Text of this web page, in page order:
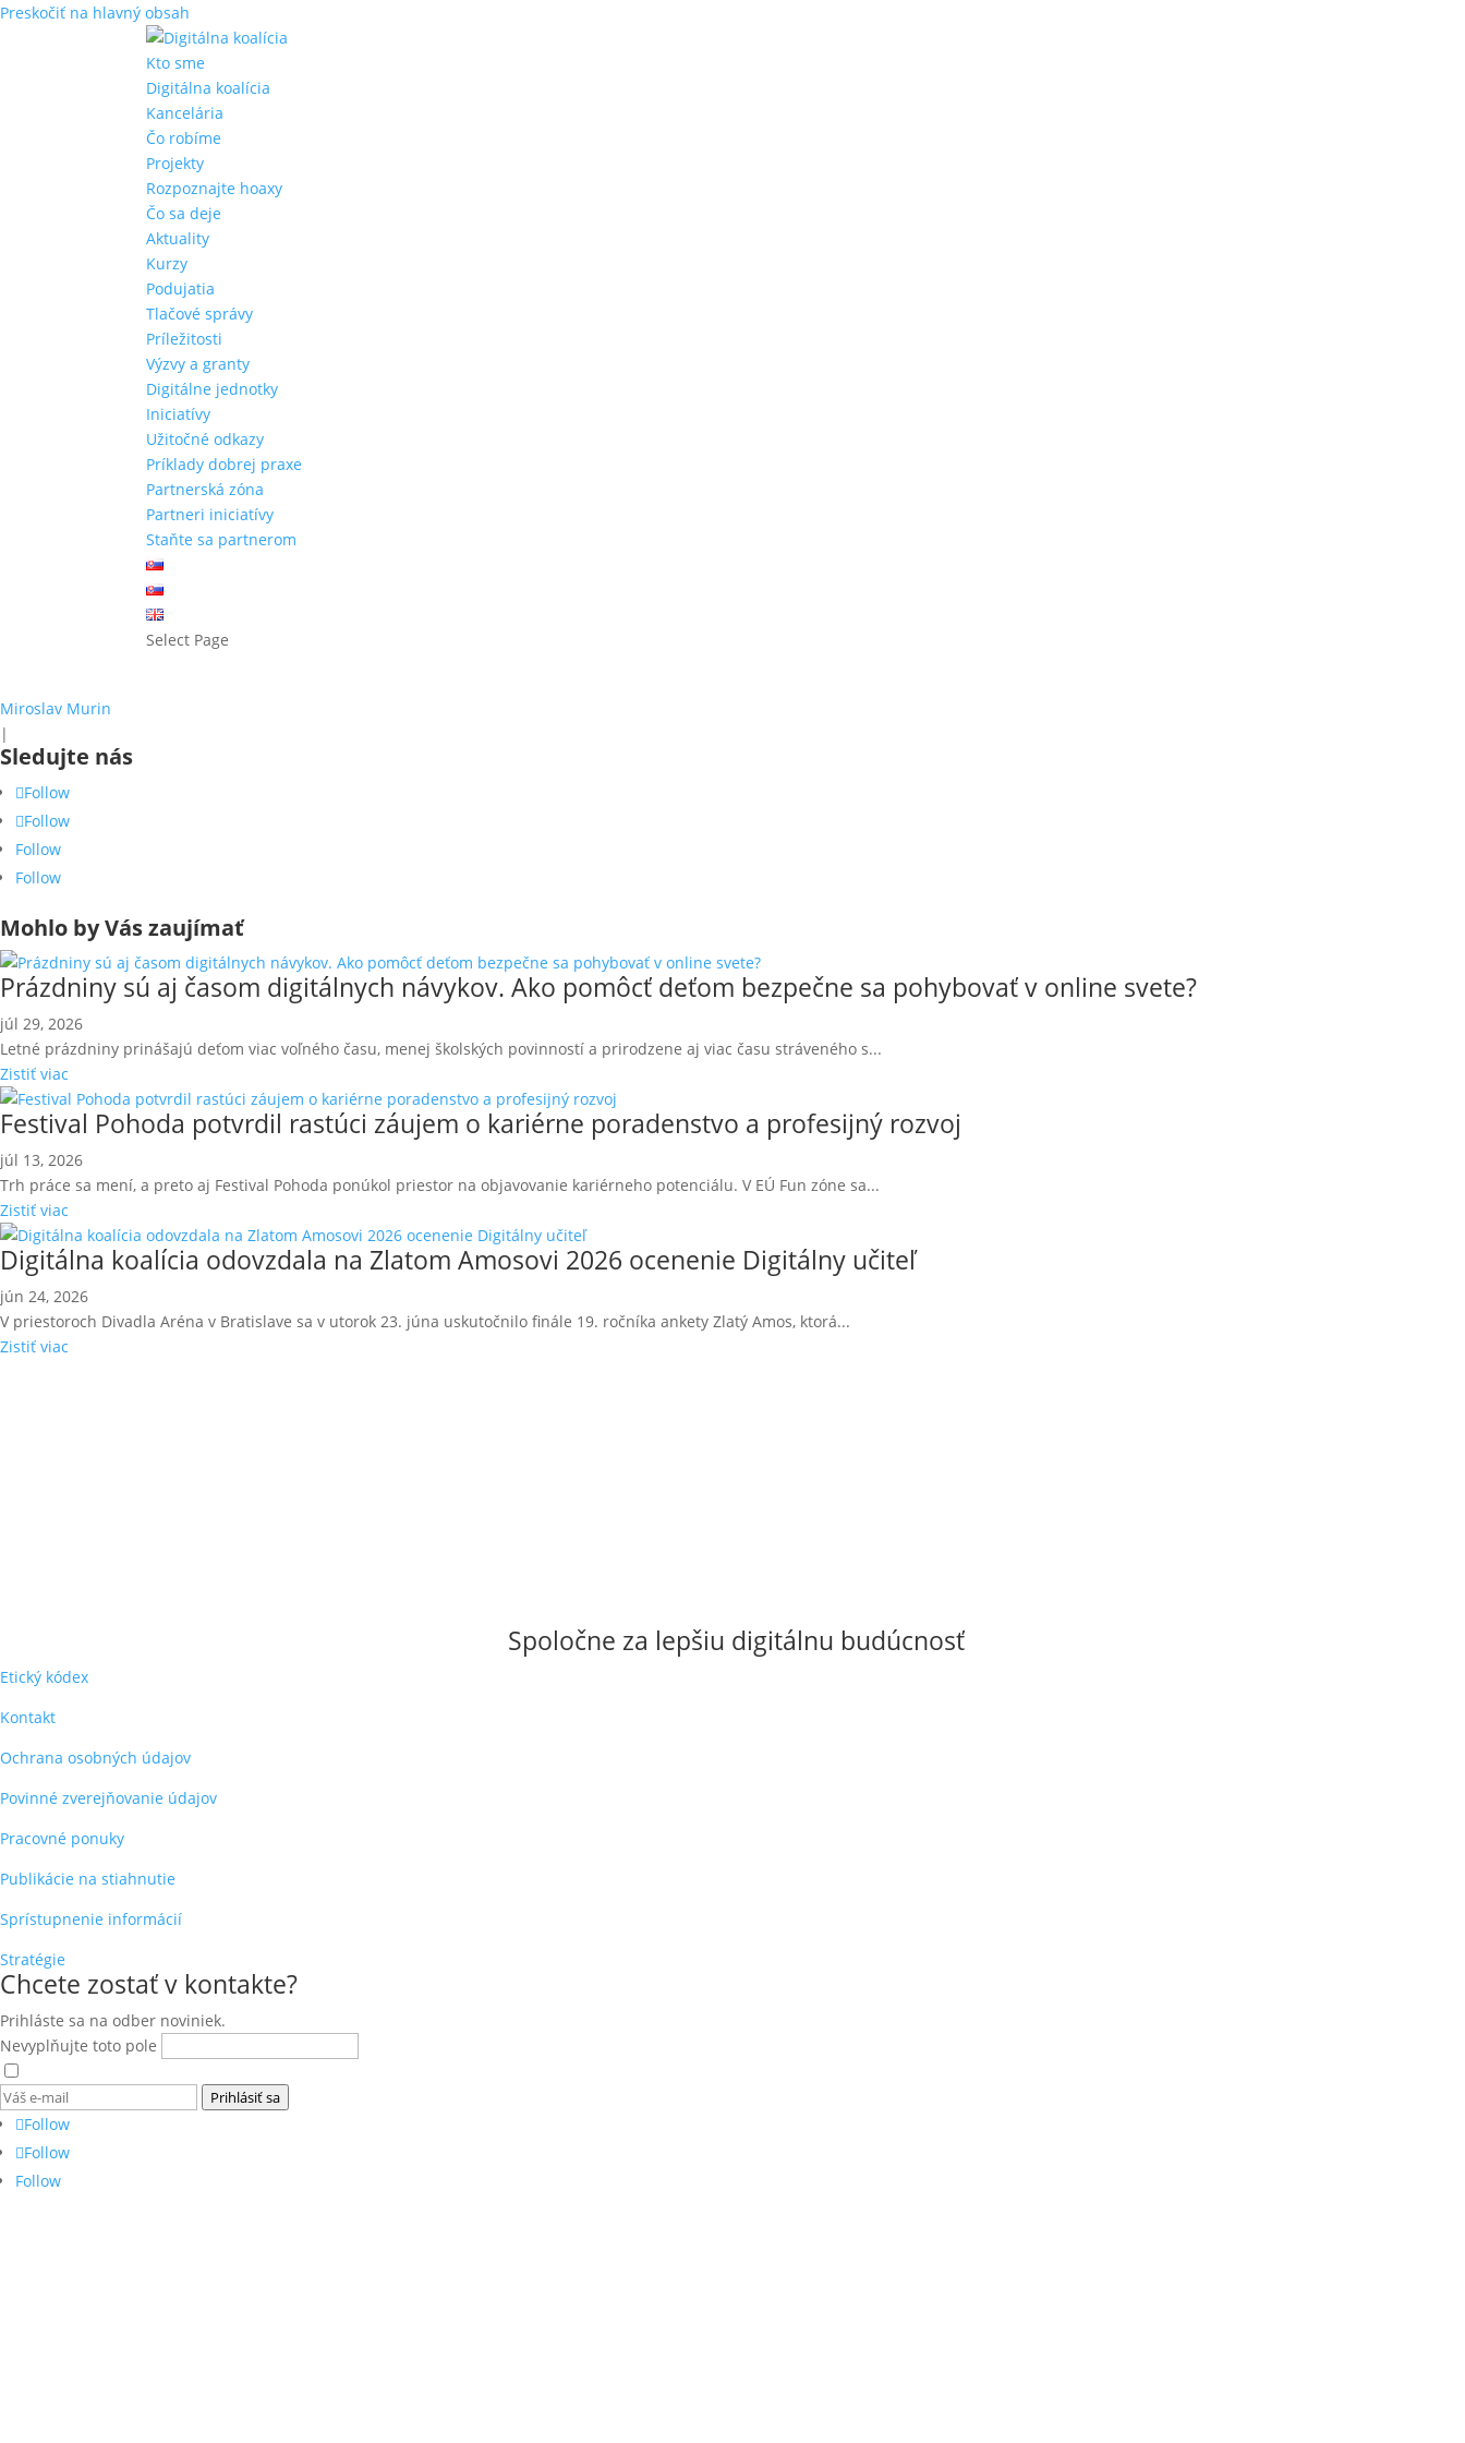
Preskočiť na hlavný obsah
Kto sme
Digitálna koalícia
Kancelária
Čo robíme
Projekty
Rozpoznajte hoaxy
Čo sa deje
Aktuality
Kurzy
Podujatia
Tlačové správy
Príležitosti
Výzvy a granty
Digitálne jednotky
Iniciatívy
Užitočné odkazy
Príklady dobrej praxe
Partnerská zóna
Partneri iniciatívy
Staňte sa partnerom
Select Page
Miroslav Murin
|
Sledujte nás
Follow
Follow
Follow
Follow
Mohlo by Vás zaujímať
Prázdniny sú aj časom digitálnych návykov. Ako pomôcť deťom bezpečne sa pohybovať v online svete?
júl 29, 2026
Letné prázdniny prinášajú deťom viac voľného času, menej školských povinností a prirodzene aj viac času stráveného s...
Zistiť viac
Festival Pohoda potvrdil rastúci záujem o kariérne poradenstvo a profesijný rozvoj
júl 13, 2026
Trh práce sa mení, a preto aj Festival Pohoda ponúkol priestor na objavovanie kariérneho potenciálu. V EÚ Fun zóne sa...
Zistiť viac
Digitálna koalícia odovzdala na Zlatom Amosovi 2026 ocenenie Digitálny učiteľ
jún 24, 2026
V priestoroch Divadla Aréna v Bratislave sa v utorok 23. júna uskutočnilo finále 19. ročníka ankety Zlatý Amos, ktorá...
Zistiť viac
Spoločne za lepšiu digitálnu budúcnosť
Etický kódex
Kontakt
Ochrana osobných údajov
Povinné zverejňovanie údajov
Pracovné ponuky
Publikácie na stiahnutie
Sprístupnenie informácií
Stratégie
Chcete zostať v kontakte?
Prihláste sa na odber noviniek.
Nevyplňujte toto pole
Prihlásiť sa
Follow
Follow
Follow